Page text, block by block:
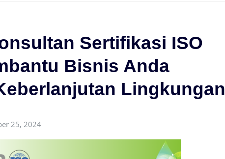
Sertifikasi ISO
Bisnis Anda
Lingkungan
25, 2024